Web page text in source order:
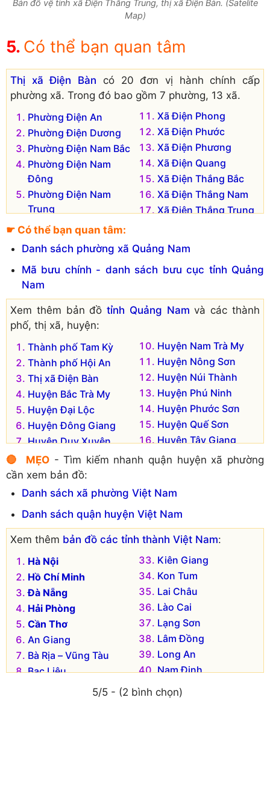
Bản đồ vệ tinh xã Điện Thắng Trung, thị xã Điện Bàn. (Satelite
Map)
Có thể bạn quan tâm
Thị xã Điện Bàn có 20 đơn vị hành chính cấp
phường xã. Trong đó bao gồm 7 phường, 13 xã.
Phường Điện An
Phường Điện Dương
Phường Điện Nam Bắc
Phường Điện Nam
Đông
Phường Điện Nam
Trung
Phường Điện Ngọc
Xã Điện Hòa
Xã Điện Hồng
Xã Điện Minh
Xã Điện Phong
Xã Điện Phước
Xã Điện Phương
Xã Điện Quang
Xã Điện Thắng Bắc
Xã Điện Thắng Nam
Xã Điện Thắng Trung
Xã Điện Tiến
Xã Điện Trung
☛ Có thể bạn quan tâm:
Danh sách phường xã Quảng Nam
Mã bưu chính - danh sách bưu cục tỉnh Quảng
Nam
Xem thêm bản đồtỉnh Quảng Nam và các thành
phố, thị xã, huyện:
Thành phố Tam Kỳ
Thành phố Hội An
Thị xã Điện Bàn
Huyện Bắc Trà My
Huyện Đại Lộc
Huyện Đông Giang
Huyện Duy Xuyên
Huyện Hiệp Đức
Huyện Nam Giang
Huyện Nam Trà My
Huyện Nông Sơn
Huyện Núi Thành
Huyện Phú Ninh
Huyện Phước Sơn
Huyện Quế Sơn
Huyện Tây Giang
Huyện Thăng Bình
🔴 MẸO- Tìm kiếm nhanh quận huyện xã phường
cần xem bản đồ:
Danh sách xã phường Việt Nam
Danh sách quận huyện Việt Nam
Xem thêm bản đồ các tỉnh thành Việt Nam:
Hà Nội
Hồ Chí Minh
Đà Nẵng
Hải Phòng
Cần Thơ
An Giang
Bà Rịa – Vũng Tàu
Bạc Liêu
Kiên Giang
Kon Tum
Lai Châu
Lào Cai
Lạng Sơn
Lâm Đồng
Long An
Nam Định
Nghệ An
Ninh Bình
5/5 - (2 bình chọn)